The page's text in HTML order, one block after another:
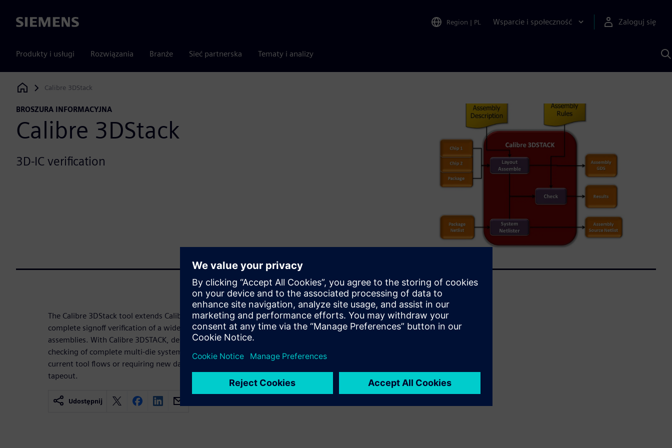
Siemens Region | PL Wsparcie i społeczność Zaloguj się
Produkty i usługi Rozwiązania Branże Sieć partnerska Tematy i analizy
Siemens Digital Industries Software
Calibre 3DStack
BROSZURA INFORMACYJNA
Calibre 3DStack
3D-IC verification
The Calibre 3DStack tool extends Calibre die-level signoff verification to enable
complete signoff verification of a wide variety of 2.5D and 3D stacked die
assemblies. With Calibre 3DSTACK, designers can perform signoff DRC and LVS
checking of complete multi-die systems at any process node without breaking
current tool flows or requiring new data formats, significantly reducing time to
tapeout.
Udostępnij